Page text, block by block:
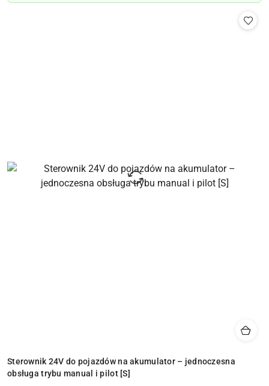
Sterownik 24V do pojazdów na akumulator – jednoczesna
obsługa trybu manual i pilot [S]